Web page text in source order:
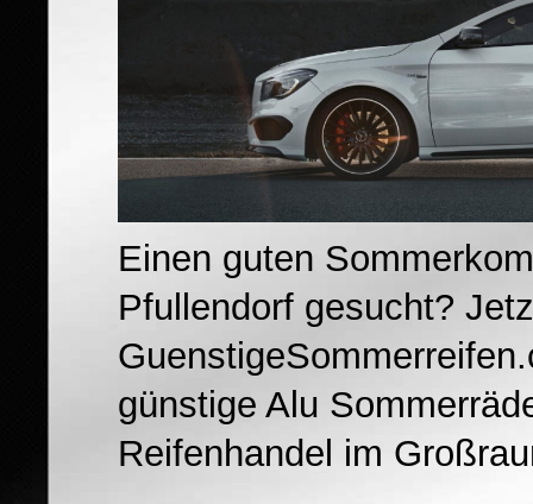
Einen guten
Pfullendorf gesucht?
günstige Alu
Reifenhandel im